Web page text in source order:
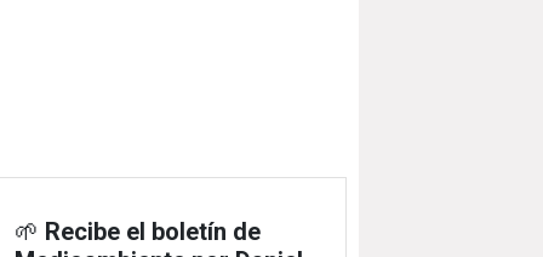
🌱 Recibe el boletín de